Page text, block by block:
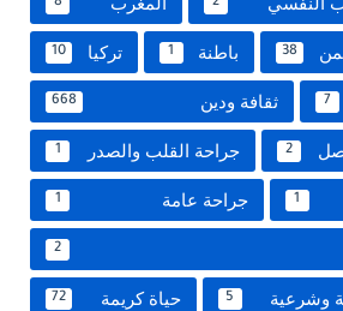
38 باطنة 1 تركيا 10
7 ثقافة ودين 668
2 جراحة القلب والصدر 1
1 جراحة عامة 1
2
وشرعية 5 حياة كريمة 72